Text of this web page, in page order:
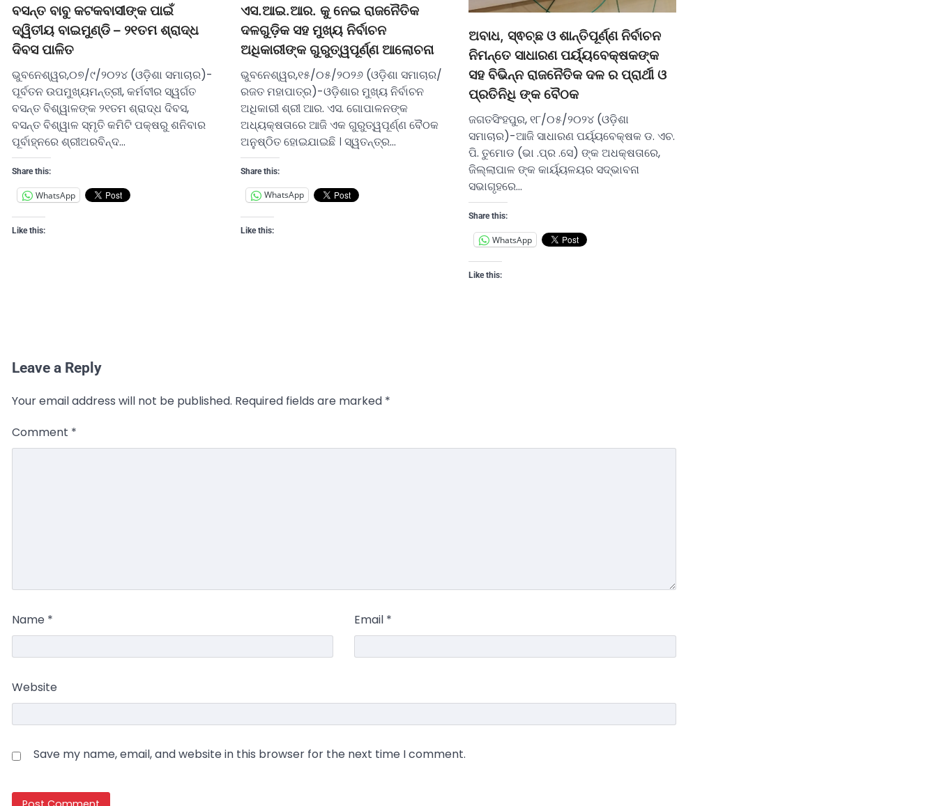
ବସନ୍ତ ବାବୁ କଟକବାସୀଙ୍କ ପାଇଁ
ଦ୍ୱିତୀୟ ବାଇମୁଣ୍ଡି – ୨୧ତମ ଶ୍ରାଦ୍ଧ
ଦିବସ ପାଳିତ
ଭୁବନେଶ୍ୱର,୦୭/୯/୨୦୨୪ (ଓଡ଼ିଶା ସମାଚାର)-
ପୂର୍ବତନ ଉପମୁଖ୍ୟମନ୍ତ୍ରୀ, କର୍ମବୀର ସ୍ୱର୍ଗତ
ବସନ୍ତ ବିଶ୍ୱାଳଙ୍କ ୨୧ତମ ଶ୍ରାଦ୍ଧ ଦିବସ,
ବସନ୍ତ ବିଶ୍ୱାଳ ସ୍ମୃତି କମିଟି ପକ୍ଷରୁ ଶନିବାର
ପୂର୍ବାହ୍ନରେ ଶ୍ରୀଅରବିନ୍ଦ…
Share this:
WhatsApp
Like this:
ଏସ.ଆଇ.ଆର. କୁ ନେଇ ରାଜନୈତିକ
ଦଳଗୁଡ଼ିକ ସହ ମୁଖ୍ୟ ନିର୍ବାଚନ
ଅଧିକାରୀଙ୍କ ଗୁରୁତ୍ୱପୂର୍ଣ୍ଣ ଆଲୋଚନା
ଭୁବନେଶ୍ୱର,୧୫/୦୫/୨୦୨୬ (ଓଡ଼ିଶା ସମାଚାର/
ରଜତ ମହାପାତ୍ର)-ଓଡ଼ିଶାର ମୁଖ୍ୟ ନିର୍ବାଚନ
ଅଧିକାରୀ ଶ୍ରୀ ଆର. ଏସ. ଗୋପାଳନଙ୍କ
ଅଧ୍ୟକ୍ଷତାରେ ଆଜି ଏକ ଗୁରୁତ୍ୱପୂର୍ଣ୍ଣ ବୈଠକ
ଅନୁଷ୍ଠିତ ହୋଇଯାଇଛି । ସ୍ୱତନ୍ତ୍ର…
Share this:
WhatsApp
Like this:
ଅବାଧ, ସ୍ଵଚ୍ଛ ଓ ଶାନ୍ତିପୂର୍ଣ୍ଣ ନିର୍ବାଚନ
ନିମନ୍ତେ ସାଧାରଣ ପର୍ୟ୍ୟବେକ୍ଷକଙ୍କ
ସହ ବିଭିନ୍ନ ରାଜନୈତିକ ଦଳ ର ପ୍ରାର୍ଥୀ ଓ
ପ୍ରତିନିଧି ଙ୍କ ବୈଠକ
ଜଗତସିଂହପୁର, ୧୮/୦୫/୨୦୨୪ (ଓଡ଼ିଶା
ସମାଚାର)-ଆଜି ସାଧାରଣ ପର୍ୟ୍ୟବେକ୍ଷକ ଡ. ଏଚ.
ପି. ତୁମୋଡ (ଭା .ପ୍ର .ସେ) ଙ୍କ ଅଧକ୍ଷତାରେ,
ଜିଲ୍ଲାପାଳ ଙ୍କ କାର୍ୟ୍ୟଳୟର ସଦ୍ଭାବନା
ସଭାଗୃହରେ…
Share this:
WhatsApp
Like this:
Leave a Reply
Your email address will not be published. Required fields are marked *
Comment *
Name * Email *
Website
Save my name, email, and website in this browser for the next time I comment.